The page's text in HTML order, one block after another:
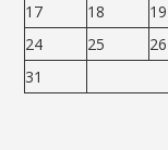
17
18 19
24
25 26
31